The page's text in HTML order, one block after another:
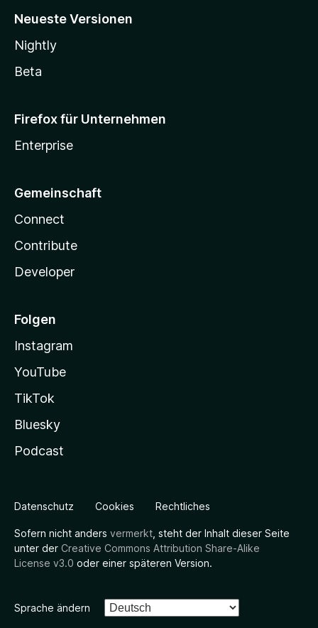
Neueste Versionen
Nightly
Beta
Firefox für Unternehmen
Enterprise
Gemeinschaft
Connect
Contribute
Developer
Folgen
Instagram
YouTube
TikTok
Bluesky
Podcast
Datenschutz Cookies Rechtliches
Sofern nicht anders vermerkt , steht der Inhalt dieser Seite
unter der Creative Commons Attribution Share-Alike
License v3.0 oder einer späteren Version.
Sprache ändern